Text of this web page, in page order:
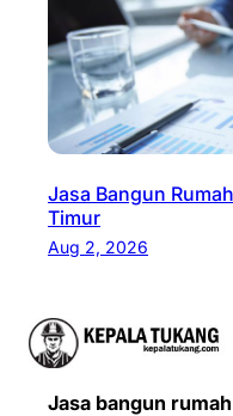
Jasa Bangun
Timur
Aug 2, 2026
Jasa bangun